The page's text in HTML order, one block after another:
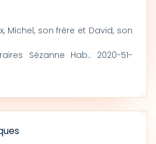
Michel, son frère et David, son
Sézanne Hab.: 2020-51-